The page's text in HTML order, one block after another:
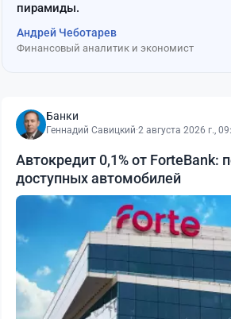
пирамиды.
Андрей Чеботарев
Финансовый аналитик и экономист
Банки
Геннадий Савицкий·2 августа 2026 г.,
Автокредит 0,1% от ForteBank:
доступных автомобилей